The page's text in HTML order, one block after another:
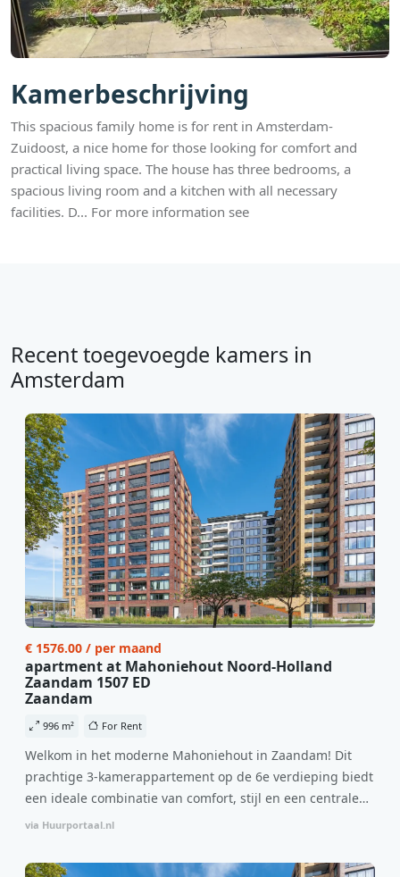
Kamerbeschrijving
This spacious family home is for rent in Amsterdam-
Zuidoost, a nice home for those looking for comfort and
practical living space. The house has three bedrooms, a
spacious living room and a kitchen with all necessary
facilities. D... For more information see
Recent toegevoegde kamers in
Amsterdam
€ 1576.00 / per maand
apartment at Mahoniehout Noord-Holland
Zaandam 1507 ED
Zaandam
996 m² For Rent
Welkom in het moderne Mahoniehout in Zaandam! Dit
prachtige 3-kamerappartement op de 6e verdieping biedt
een ideale combinatie van comfort, stijl en een centrale
locatie. Met een huurprijs van €1.576 per maand
per maand is dit een geweldige kans voor professionals
via Huurportaal.nl